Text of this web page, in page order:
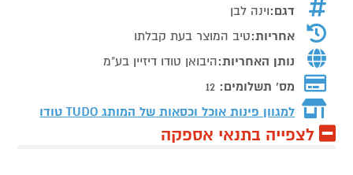
דגם:וינה לבן
אחריות:טיב המוצר בעת קבלתו
נותן האחריות:היבואן טודו דיזיין בע"מ
מס' תשלומים: 12
למגוון פינות אוכל וכסאות של המותג TUDO טודו
לצפייה בתנאי אספקה